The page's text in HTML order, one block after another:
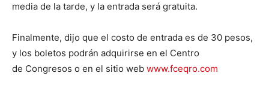
media de la tarde, y la entrada será gratuita.
Finalmente, dijo que el costo de entrada es de 30 pesos,
y los boletos podrán adquirirse en el Centro
de Congresos o en el sitio web www.fceqro.com